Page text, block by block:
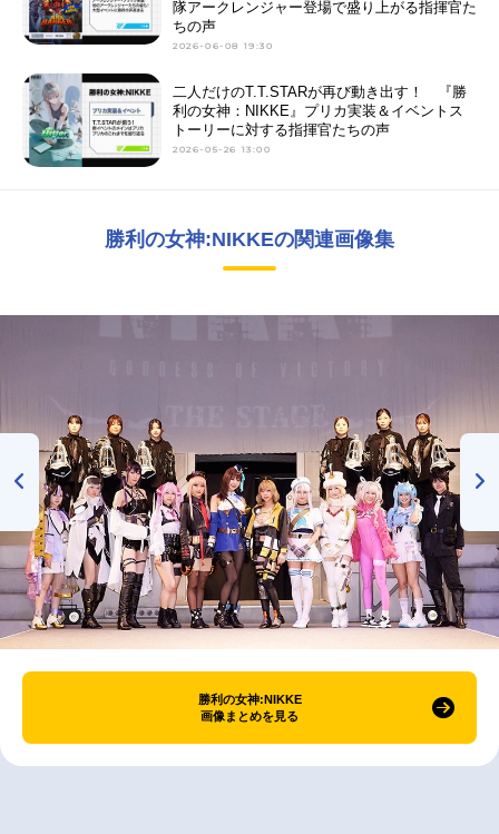
隊アークレンジャー登場で盛り上がる指揮官た
ちの声
2026-06-08 19:30
二人だけのT.T.STARが再び動き出す！ 『勝
利の女神：NIKKE』プリカ実装＆イベントス
トーリーに対する指揮官たちの声
2026-05-26 13:00
勝利の女神:NIKKEの関連画像集
勝利の女神:NIKKE
画像まとめを見る